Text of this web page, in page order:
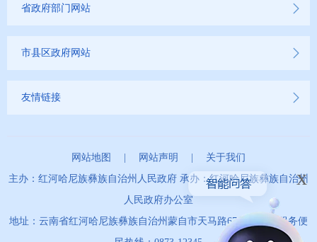
云南省网上新闻发布厅
权责清单
行政事项
省政府部门网站
市县区政府网站
友情链接
网站地图 | 网站声明 | 关于我们
主办：红河哈尼族彝族自治州人民政府 承办：红河哈尼族彝族自治州
人民政府办公室
地址：云南省红河哈尼族彝族自治州蒙自市天马路67号 政务服务便
x